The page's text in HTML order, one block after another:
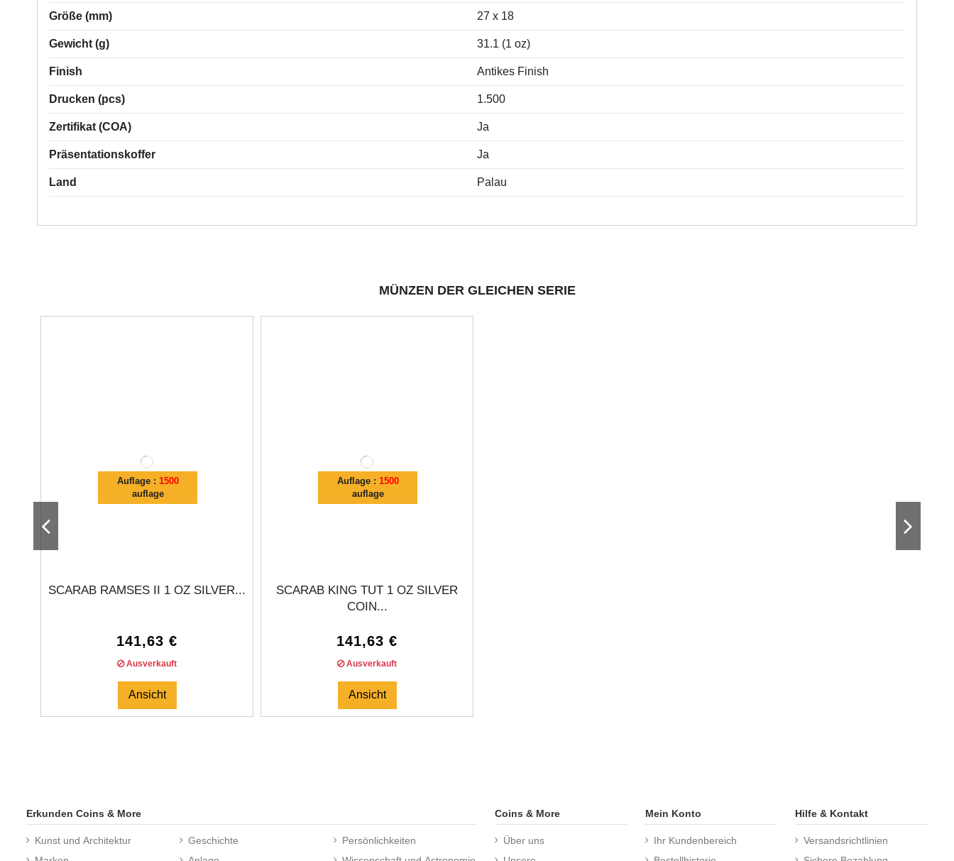
Größe (mm) 27 x 18
Gewicht (g) 31.1 (1 oz)
Finish Antikes Finish
Drucken (pcs) 1.500
Zertifikat (COA) Ja
Präsentationskoffer Ja
Land Palau
MÜNZEN DER GLEICHEN SERIE
Auflage : 1500
auflage
SCARAB RAMSES II 1 OZ SILVER...
141,63 €
Ausverkauft
Ansicht
Auflage : 1500
auflage
SCARAB KING TUT 1 OZ SILVER
COIN...
141,63 €
Ausverkauft
Ansicht
Erkunden Coins & More
Kunst und Architektur
Geschichte
Persönlichkeiten
Coins & More
Über uns
Mein Konto
Ihr Kundenbereich
Hilfe & Kontakt
Versandsrichtlinien